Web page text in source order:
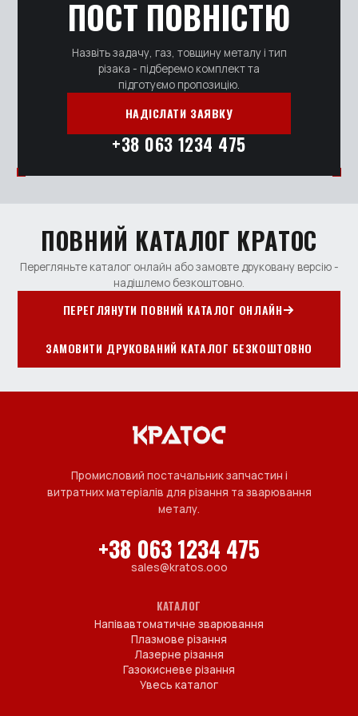
ПОСТ ПОВНІСТЮ
Назвіть задачу, газ, товщину металу і тип
різака - підберемо комплект та
підготуємо пропозицію.
НАДІСЛАТИ ЗАЯВКУ
+38 063 1234 475
ПОВНИЙ КАТАЛОГ КРАТОС
Перегляньте каталог онлайн або замовте друковану версію -
надішлемо безкоштовно.
ПЕРЕГЛЯНУТИ ПОВНИЙ КАТАЛОГ ОНЛАЙН
ЗАМОВИТИ ДРУКОВАНИЙ КАТАЛОГ БЕЗКОШТОВНО
Промисловий постачальник запчастин і
витратних матеріалів для різання та зварювання
металу.
+38 063 1234 475
sales@kratos.ooo
КАТАЛОГ
Напівавтоматичне зварювання
Плазмове різання
Лазерне різання
Газокисневе різання
Увесь каталог